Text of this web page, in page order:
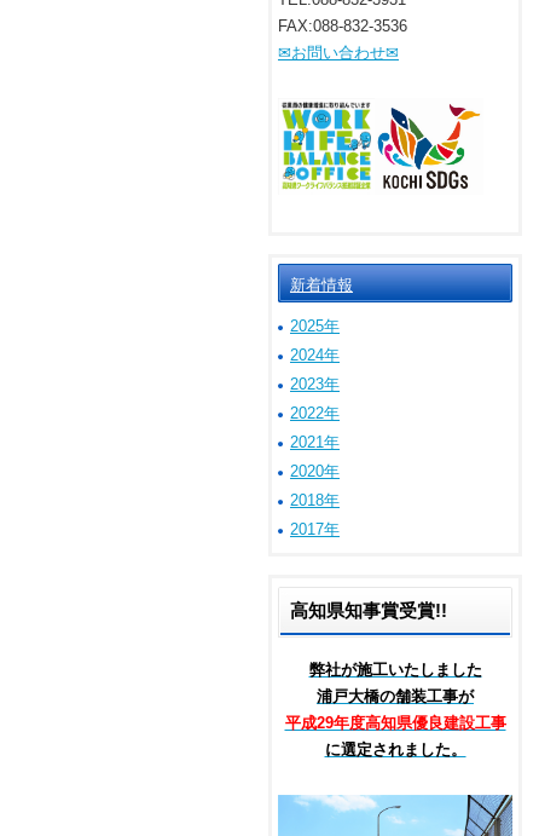
FAX:088-832-3536
✉お問い合わせ✉
新着情報
2025年
2024年
2023年
2022年
2021年
2020年
2018年
2017年
高知県知事賞受賞!!
弊社が施工いたしました
浦戸大橋の舗装工事が
平成29年度高知県優良建設工事
に選定されました。